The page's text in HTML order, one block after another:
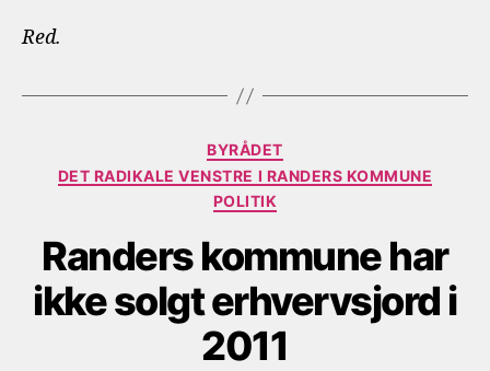
Red.
Kategorier
BYRÅDET
DET RADIKALE VENSTRE I RANDERS KOMMUNE
POLITIK
Randers kommune har
ikke solgt erhvervsjord i
2011